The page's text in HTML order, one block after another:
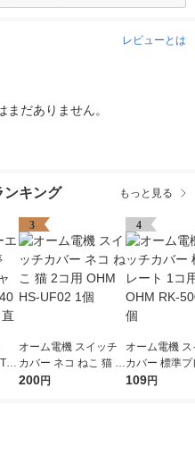
レビューとは
だありません。
ンキング もっと見る
3
オーム電機 スイッチ
カバー ネコ ねこ 猫 2
コ用 OHM HS-UF02 1
200円
4
オーム電機
カバー 標準
1コ用 白
109円